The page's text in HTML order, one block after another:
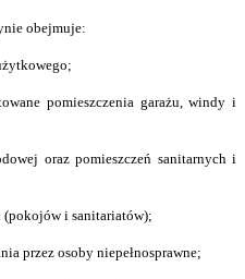
obejmuje:
pomieszczenia garażu, windy i
oraz pomieszczeń sanitarnych i
(pokojów i sanitariatów);
przez osoby niepełnosprawne;